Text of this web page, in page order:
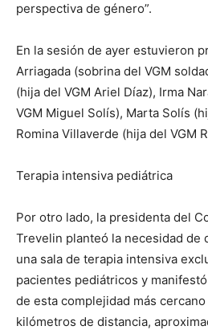
perspectiva de género”.
En la sesión de ayer estuvieron
Arriagada (sobrina del VGM
(hija del VGM Ariel Díaz), Irma
VGM Miguel Solís), Marta Solís
Romina Villaverde (hija del VGM
Terapia intensiva pediátrica
Por otro lado, la presidenta del
Trevelin planteó la necesidad de
una sala de terapia intensiva
pacientes pediátricos y
de esta complejidad más
kilómetros de distancia,